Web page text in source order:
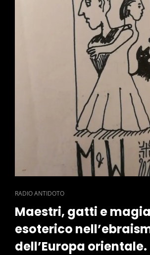
FANTASMI
HANNO
UN’ANIMA”
CAT
LINKS
RADIO ANTIDOTO
Maestri, gatti e
esoterico
dell’Europa orientale.